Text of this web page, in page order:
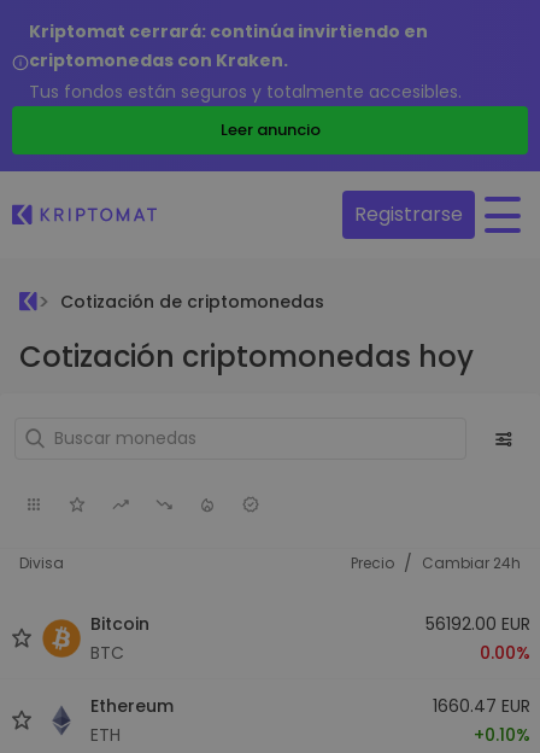
Kriptomat cerrará: continúa invirtiendo en
criptomonedas con Kraken.
Tus fondos están seguros y totalmente accesibles.
Leer anuncio
Registrarse
Cotización de criptomonedas
Cotización criptomonedas hoy
Divisa Precio / Cambiar 24h
Bitcoin
BTC
56192.00 EUR
0.00%
Ethereum
ETH
1660.47 EUR
+0.10%